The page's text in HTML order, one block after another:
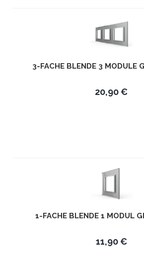
3-FACHE BLENDE 3 MODULE
20,90 €
1-FACHE BLENDE 1 MODUL
11,90 €